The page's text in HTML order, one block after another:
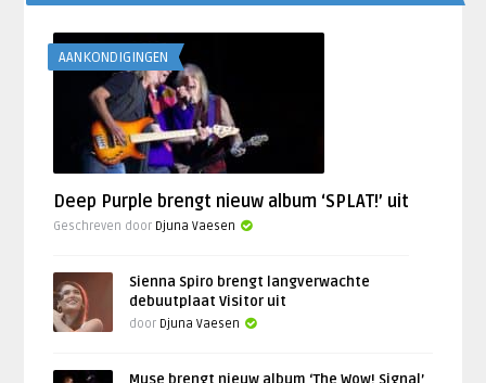
AANKONDIGINGEN
Deep Purple brengt nieuw album ‘SPLAT!’ uit
Geschreven door Djuna Vaesen
Sienna Spiro brengt langverwachte
debuutplaat Visitor uit
door Djuna Vaesen